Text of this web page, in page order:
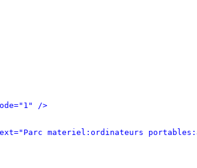
/>
materiel:ordinateurs